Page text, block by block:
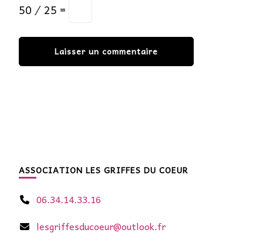
50 ⁄ 25 =
ASSOCIATION LES GRIFFES DU COEUR
06.34.14.33.16
lesgriffesducoeur@outlook.fr